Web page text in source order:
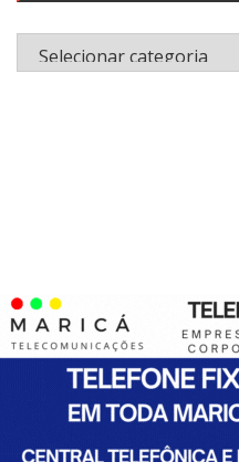
Categorias